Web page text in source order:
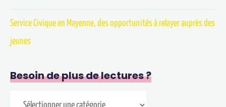
Service Civique en Mayenne, des opportunités à relayer auprès des
jeunes
Besoin de plus de lectures ?